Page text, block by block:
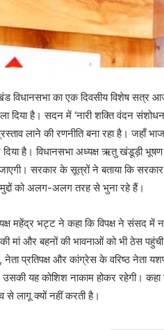
विधानसभा का एक दिवसीय विशेष
दिया है। सदन में ‘नारी शक्ति वंदन
लाने की रणनीति बना रहा है। जहाँ
दिया है। विधानसभा अध्यक्ष ऋतु खंडूड़ी
सरकार के सूत्रों ने बताया कि
को अलग-अलग तरह से भुना रहे हैं।
महेंद्र भट्ट ने कहा कि विपक्ष ने संसद में
मां और बहनों की भावनाओं को भी ठेस
नेता प्रतिपक्ष और कांग्रेस के वरिष्ठ नेता
यह कोशिश नाकाम होकर रहेगी।
से लागू क्यों नहीं करती है।